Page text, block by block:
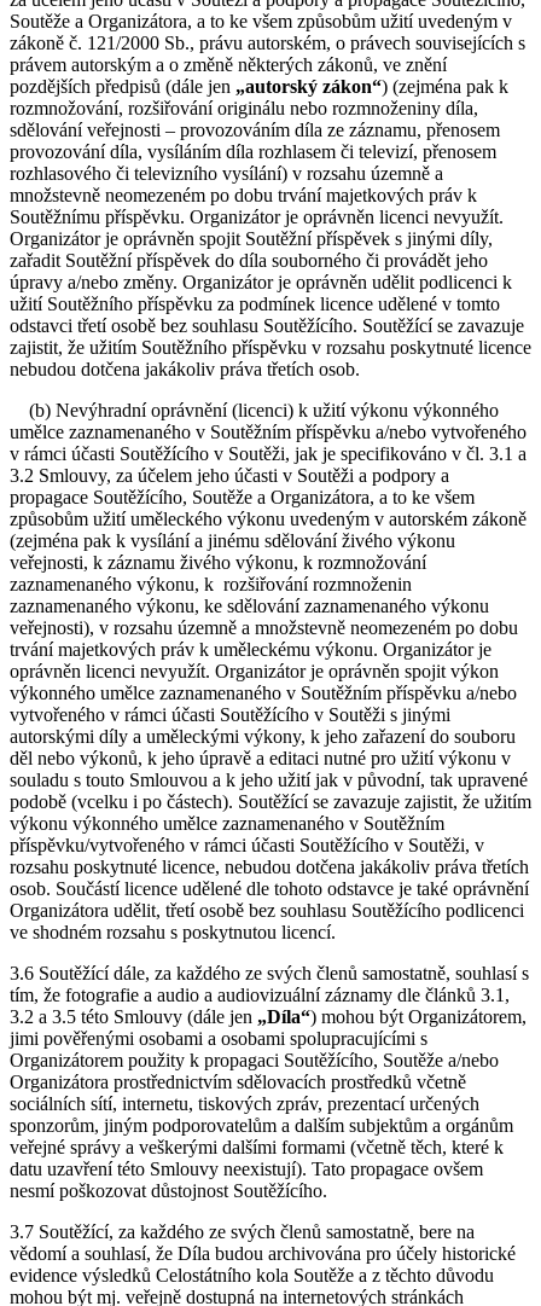
Soutěže a Organizátora, a to ke všem způsobům užití uvedeným v
zákoně č. 121/2000 Sb., právu autorském, o právech souvisejících s
právem autorským a o změně některých zákonů, ve znění
pozdějších předpisů (dále jen „autorský zákon“) (zejména pak k
rozmnožování, rozšiřování originálu nebo rozmnoženiny díla,
sdělování veřejnosti – provozováním díla ze záznamu, přenosem
provozování díla, vysíláním díla rozhlasem či televizí, přenosem
rozhlasového či televizního vysílání) v rozsahu územně a
množstevně neomezeném po dobu trvání majetkových práv k
Soutěžnímu příspěvku. Organizátor je oprávněn licenci nevyužít.
Organizátor je oprávněn spojit Soutěžní příspěvek s jinými díly,
zařadit Soutěžní příspěvek do díla souborného či provádět jeho
úpravy a/nebo změny. Organizátor je oprávněn udělit podlicenci k
užití Soutěžního příspěvku za podmínek licence udělené v tomto
odstavci třetí osobě bez souhlasu Soutěžícího. Soutěžící se zavazuje
zajistit, že užitím Soutěžního příspěvku v rozsahu poskytnuté licence
nebudou dotčena jakákoliv práva třetích osob.
(b) Nevýhradní oprávnění (licenci) k užití výkonu výkonného
umělce zaznamenaného v Soutěžním příspěvku a/nebo vytvořeného
v rámci účasti Soutěžícího v Soutěži, jak je specifikováno v čl. 3.1 a
3.2 Smlouvy, za účelem jeho účasti v Soutěži a podpory a
propagace Soutěžícího, Soutěže a Organizátora, a to ke všem
způsobům užití uměleckého výkonu uvedeným v autorském zákoně
(zejména pak k vysílání a jinému sdělování živého výkonu
veřejnosti, k záznamu živého výkonu, k rozmnožování
zaznamenaného výkonu, k rozšiřování rozmnoženin
zaznamenaného výkonu, ke sdělování zaznamenaného výkonu
veřejnosti), v rozsahu územně a množstevně neomezeném po dobu
trvání majetkových práv k uměleckému výkonu. Organizátor je
oprávněn licenci nevyužít. Organizátor je oprávněn spojit výkon
výkonného umělce zaznamenaného v Soutěžním příspěvku a/nebo
vytvořeného v rámci účasti Soutěžícího v Soutěži s jinými
autorskými díly a uměleckými výkony, k jeho zařazení do souboru
děl nebo výkonů, k jeho úpravě a editaci nutné pro užití výkonu v
souladu s touto Smlouvou a k jeho užití jak v původní, tak upravené
podobě (vcelku i po částech). Soutěžící se zavazuje zajistit, že užitím
výkonu výkonného umělce zaznamenaného v Soutěžním
příspěvku/vytvořeného v rámci účasti Soutěžícího v Soutěži, v
rozsahu poskytnuté licence, nebudou dotčena jakákoliv práva třetích
osob. Součástí licence udělené dle tohoto odstavce je také oprávnění
Organizátora udělit, třetí osobě bez souhlasu Soutěžícího podlicenci
ve shodném rozsahu s poskytnutou licencí.
3.6 Soutěžící dále, za každého ze svých členů samostatně, souhlasí s
tím, že fotografie a audio a audiovizuální záznamy dle článků 3.1,
3.2 a 3.5 této Smlouvy (dále jen „Díla“) mohou být Organizátorem,
jimi pověřenými osobami a osobami spolupracujícími s
Organizátorem použity k propagaci Soutěžícího, Soutěže a/nebo
Organizátora prostřednictvím sdělovacích prostředků včetně
sociálních sítí, internetu, tiskových zpráv, prezentací určených
sponzorům, jiným podporovatelům a dalším subjektům a orgánům
veřejné správy a veškerými dalšími formami (včetně těch, které k
datu uzavření této Smlouvy neexistují). Tato propagace ovšem
nesmí poškozovat důstojnost Soutěžícího.
3.7 Soutěžící, za každého ze svých členů samostatně, bere na
vědomí a souhlasí, že Díla budou archivována pro účely historické
evidence výsledků Celostátního kola Soutěže a z těchto důvodu
mohou být mj. veřejně dostupná na internetových stránkách